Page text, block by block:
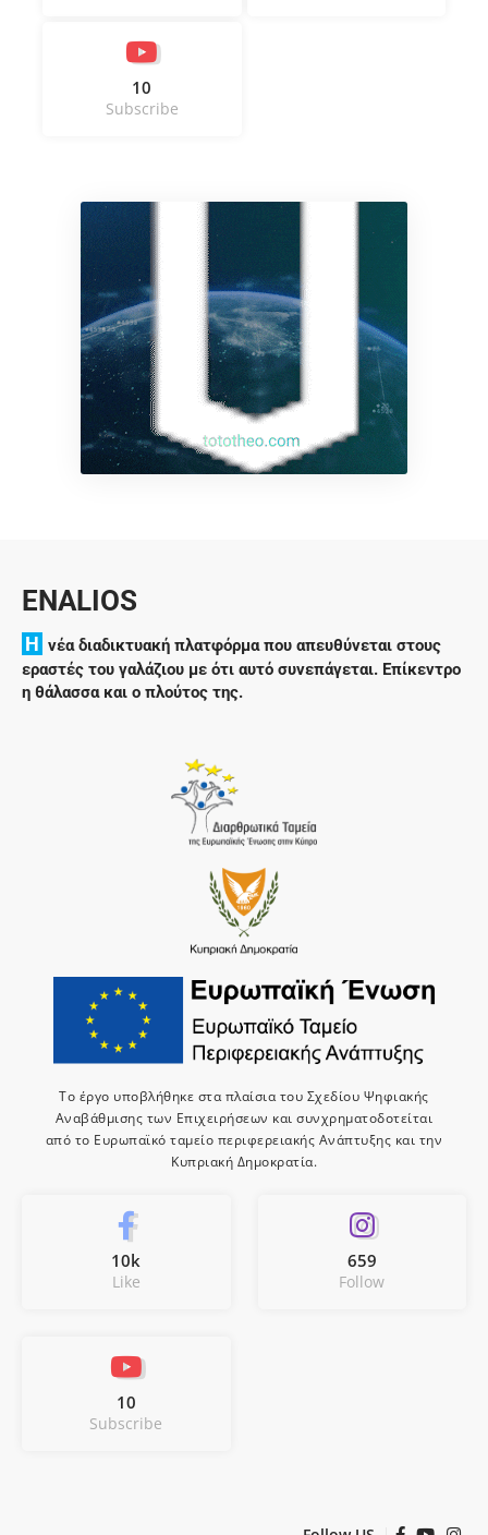
10
Subscribe
ENALIOS
H νέα διαδικτυακή πλατφόρμα που απευθύνεται στους
εραστές του γαλάζιου με ότι αυτό συνεπάγεται. Επίκεντρο
η θάλασσα και ο πλούτος της.
Το έργο υποβλήθηκε στα πλαίσια του Σχεδίου Ψηφιακής
Αναβάθμισης των Επιχειρήσεων και συνχρηματοδοτείται
από το Ευρωπαϊκό ταμείο περιφερειακής Ανάπτυξης και την
Κυπριακή Δημοκρατία.
10k
Like
659
Follow
10
Subscribe